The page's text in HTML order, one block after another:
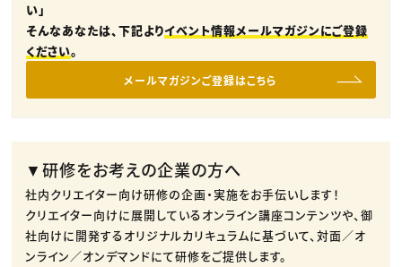
い」
そんなあなたは、下記よりイベント情報メールマガジンにご登録
ください。
メールマガジンご登録はこちら
▼研修をお考えの企業の方へ
社内クリエイター向け研修の企画・実施をお手伝いします！
クリエイター向けに展開しているオンライン講座コンテンツや、御
社向けに開発するオリジナルカリキュラムに基づいて、対面／オ
ンライン／オンデマンドにて研修をご提供します。